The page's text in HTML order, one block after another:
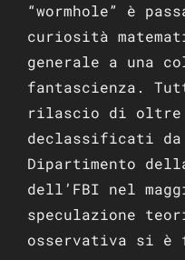
“wormhole” è
curiosità
generale a una
fantascienza.
rilascio di oltre
declassificati
Dipartimento
dell’FBI nel
speculazione
osservativa si è